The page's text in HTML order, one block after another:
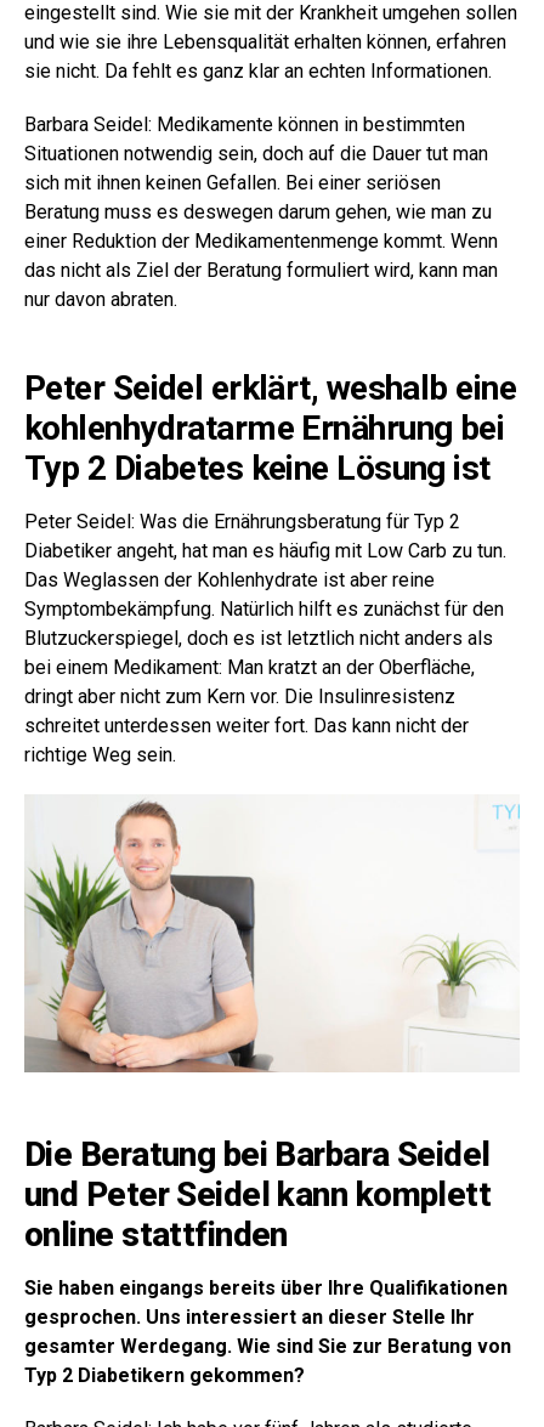
eingestellt sind. Wie sie mit der Krankheit umgehen sollen
und wie sie ihre Lebensqualität erhalten können, erfahren
sie nicht. Da fehlt es ganz klar an echten Informationen.
Barbara Seidel: Medikamente können in bestimmten
Situationen notwendig sein, doch auf die Dauer tut man
sich mit ihnen keinen Gefallen. Bei einer seriösen
Beratung muss es deswegen darum gehen, wie man zu
einer Reduktion der Medikamentenmenge kommt. Wenn
das nicht als Ziel der Beratung formuliert wird, kann man
nur davon abraten.
Peter Seidel erklärt, weshalb eine
kohlenhydratarme Ernährung bei
Typ 2 Diabetes keine Lösung ist
Peter Seidel: Was die Ernährungsberatung für Typ 2
Diabetiker angeht, hat man es häufig mit Low Carb zu tun.
Das Weglassen der Kohlenhydrate ist aber reine
Symptombekämpfung. Natürlich hilft es zunächst für den
Blutzuckerspiegel, doch es ist letztlich nicht anders als
bei einem Medikament: Man kratzt an der Oberfläche,
dringt aber nicht zum Kern vor. Die Insulinresistenz
schreitet unterdessen weiter fort. Das kann nicht der
richtige Weg sein.
Die Beratung bei Barbara Seidel
und Peter Seidel kann komplett
online stattfinden
Sie haben eingangs bereits über Ihre Qualifikationen
gesprochen. Uns interessiert an dieser Stelle Ihr
gesamter Werdegang. Wie sind Sie zur Beratung von
Typ 2 Diabetikern gekommen?